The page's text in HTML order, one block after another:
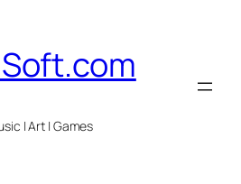
| Art | Games